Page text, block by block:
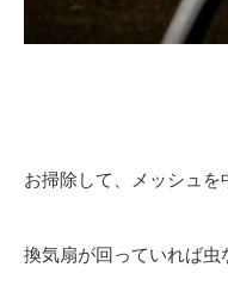
お掃除して、メッシュを
換気扇が回っていれば